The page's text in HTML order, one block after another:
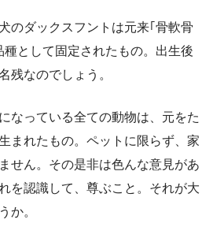
のダックスフントは元来｢骨軟骨
として固定されたもの。出生後
残なのでしょう。
なっている全ての動物は、元をた
まれたもの。ペットに限らず、家
せん。その是非は色んな意見があ
を認識して、尊ぶこと。それが大
か。